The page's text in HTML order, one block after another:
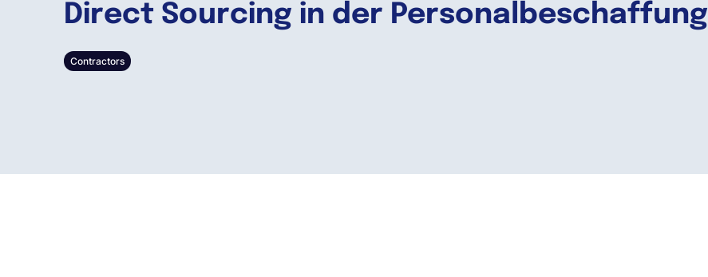
Direct Sourcing in der Personalbeschaffung
Contractors